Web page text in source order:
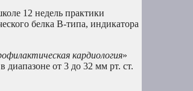
12 недель практики
белка В-типа, индикатора
кардиология»
от 3 до 32 мм рт. ст.